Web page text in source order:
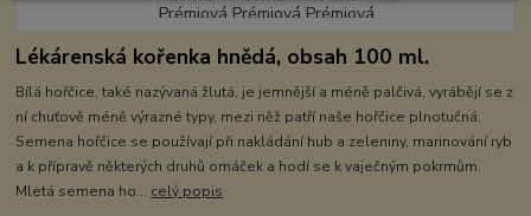
Lékárenská kořenka hnědá, obsah 100 ml.
Bílá hořčice, také nazývaná žlutá, je jemnější a méně palčivá, vyrábějí se z
ní chuťově méně výrazné typy, mezi něž patří naše hořčice plnotučná.
Semena hořčice se používají při nakládání hub a zeleniny, marinování ryb
a k přípravě některých druhů omáček a hodí se k vaječným pokrmům.
Mletá semena ho... celý popis